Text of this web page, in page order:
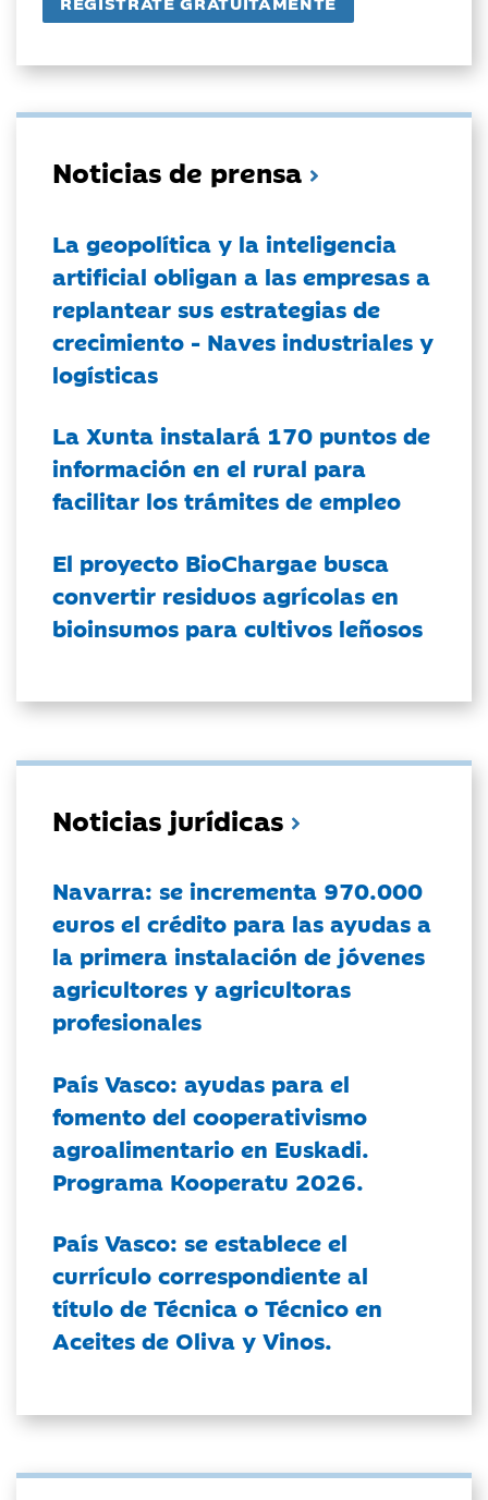
Noticias de prensa
La geopolítica y la inteligencia
artificial obligan a las empresas a
replantear sus estrategias de
crecimiento - Naves industriales y
logísticas
La Xunta instalará 170 puntos de
información en el rural para
facilitar los trámites de empleo
El proyecto BioChargae busca
convertir residuos agrícolas en
bioinsumos para cultivos leñosos
Noticias jurídicas
Navarra: se incrementa 970.000
euros el crédito para las ayudas a
la primera instalación de jóvenes
agricultores y agricultoras
profesionales
País Vasco: ayudas para el
fomento del cooperativismo
agroalimentario en Euskadi.
Programa Kooperatu 2026.
País Vasco: se establece el
currículo correspondiente al
título de Técnica o Técnico en
Aceites de Oliva y Vinos.